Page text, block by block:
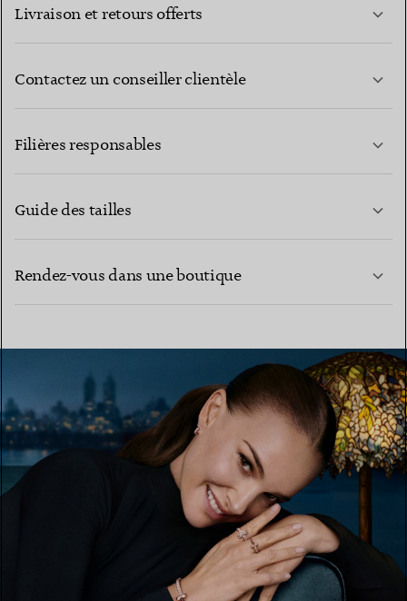
Livraison et retours offerts
Contactez un conseiller clientèle
Filières responsables
Guide des tailles
Rendez-vous dans une boutique
TROUVEZ LA BOUTIQUE LA PLUS PROCHE